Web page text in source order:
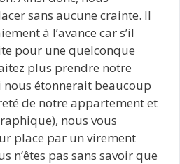
sans aucune crainte. Il
à l’avance car s’il
pour une quelconque
plus prendre notre
étonnerait beaucoup
de notre appartement et
nous vous
place par un virement
n’êtes pas sans savoir que